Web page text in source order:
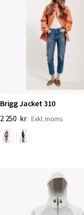
Brigg Jacket 310
2 250 kr